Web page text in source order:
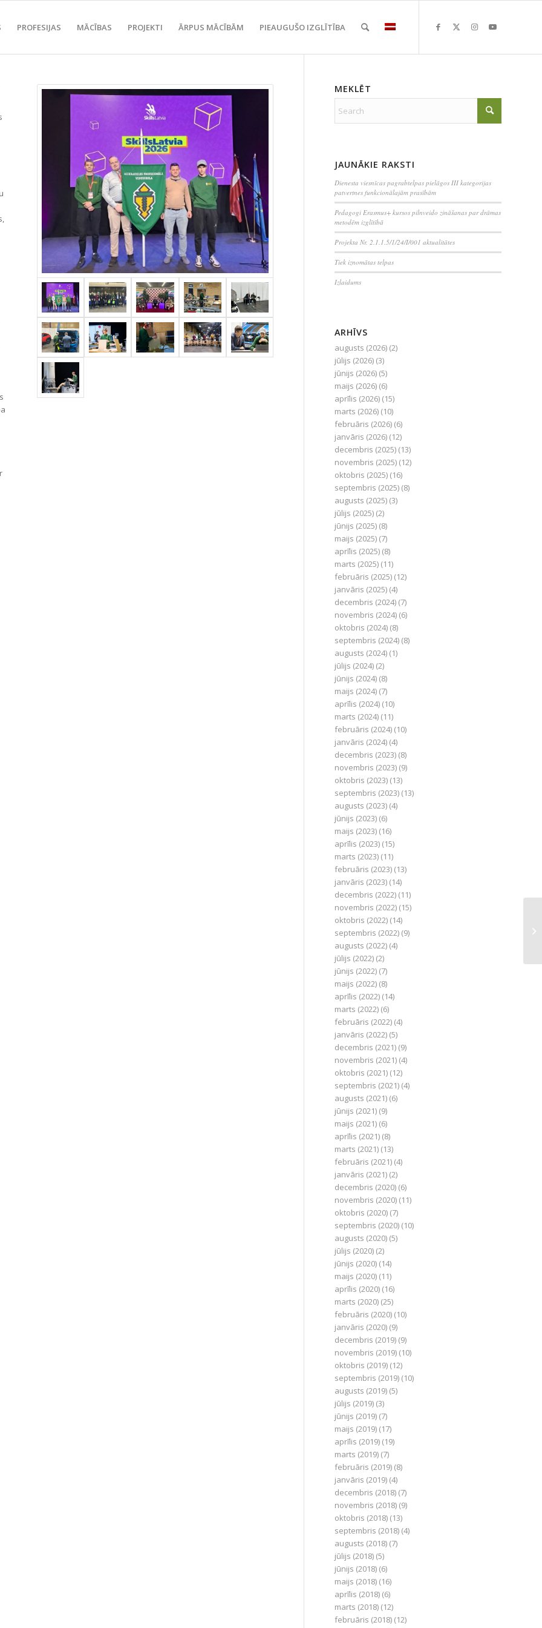
PROFESIJAS MĀCĪBAS PROJEKTI ĀRPUS MĀCĪBĀM PIEAUGUŠO IZGLĪTĪBA
MEKLĒT
JAUNĀKIE RAKSTI
Dienesta viesnīcas pagrabtelpas pielāgos III kategorijas
patvertnes funkcionālajām prasībām
Pedagogi Erasmus+ kursos pilnveido zināšanas par drāmas
metodēm izglītībā
Projekta Nr. 2.1.1.5/1/24/I/001 aktualitātes
Tiek iznomātas telpas
Izlaidums
ARHĪVS
augusts (2026) (2)
jūlijs (2026) (3)
jūnijs (2026) (5)
maijs (2026) (6)
aprīlis (2026) (15)
marts (2026) (10)
februāris (2026) (6)
janvāris (2026) (12)
decembris (2025) (13)
novembris (2025) (12)
oktobris (2025) (16)
septembris (2025) (8)
augusts (2025) (3)
jūlijs (2025) (2)
jūnijs (2025) (8)
maijs (2025) (7)
aprīlis (2025) (8)
marts (2025) (11)
februāris (2025) (12)
janvāris (2025) (4)
decembris (2024) (7)
novembris (2024) (6)
oktobris (2024) (8)
septembris (2024) (8)
augusts (2024) (1)
jūlijs (2024) (2)
jūnijs (2024) (8)
maijs (2024) (7)
aprīlis (2024) (10)
marts (2024) (11)
februāris (2024) (10)
janvāris (2024) (4)
decembris (2023) (8)
novembris (2023) (9)
oktobris (2023) (13)
septembris (2023) (13)
augusts (2023) (4)
jūnijs (2023) (6)
maijs (2023) (16)
aprīlis (2023) (15)
marts (2023) (11)
februāris (2023) (13)
janvāris (2023) (14)
decembris (2022) (11)
novembris (2022) (15)
oktobris (2022) (14)
septembris (2022) (9)
augusts (2022) (4)
jūlijs (2022) (2)
jūnijs (2022) (7)
maijs (2022) (8)
aprīlis (2022) (14)
marts (2022) (6)
februāris (2022) (4)
janvāris (2022) (5)
decembris (2021) (9)
novembris (2021) (4)
oktobris (2021) (12)
septembris (2021) (4)
augusts (2021) (6)
jūnijs (2021) (9)
maijs (2021) (6)
aprīlis (2021) (8)
marts (2021) (13)
februāris (2021) (4)
janvāris (2021) (2)
decembris (2020) (6)
novembris (2020) (11)
oktobris (2020) (7)
septembris (2020) (10)
augusts (2020) (5)
jūlijs (2020) (2)
jūnijs (2020) (14)
maijs (2020) (11)
aprīlis (2020) (16)
marts (2020) (25)
februāris (2020) (10)
janvāris (2020) (9)
decembris (2019) (9)
novembris (2019) (10)
oktobris (2019) (12)
septembris (2019) (10)
augusts (2019) (5)
jūlijs (2019) (3)
jūnijs (2019) (7)
maijs (2019) (17)
aprīlis (2019) (19)
marts (2019) (7)
februāris (2019) (8)
janvāris (2019) (4)
decembris (2018) (7)
novembris (2018) (9)
oktobris (2018) (13)
septembris (2018) (4)
augusts (2018) (7)
jūlijs (2018) (5)
jūnijs (2018) (6)
maijs (2018) (16)
aprīlis (2018) (6)
marts (2018) (12)
februāris (2018) (12)